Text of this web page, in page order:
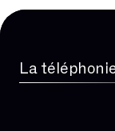
La